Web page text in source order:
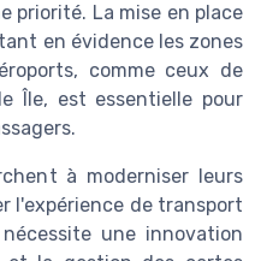
priorité. La mise en place
en évidence les zones
comme ceux de
Île, est essentielle pour
à moderniser leurs
l'expérience de transport
une innovation